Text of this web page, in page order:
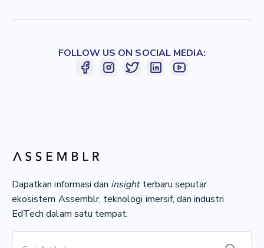
Dapatkan informasi dan insightterbaru seputar
ekosistem Assemblr, teknologi imersif, dan industri
EdTech dalam satu tempat.
FOLLOW US ON SOCIAL MEDIA: